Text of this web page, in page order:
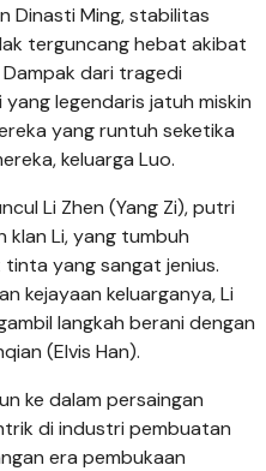
Dinasti Ming, stabilitas
terguncang hebat akibat
dari tragedi
legendaris jatuh miskin
yang runtuh seketika
keluarga Luo.
Li Zhen (Yang Zi), putri
klan Li, yang tumbuh
yang sangat jenius.
kejayaan keluarganya, Li
langkah berani dengan
(Elvis Han).
ke dalam persaingan
di industri pembuatan
era pembukaan